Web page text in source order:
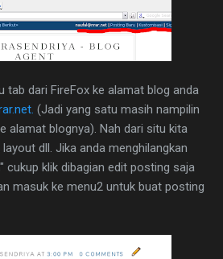
tab dari FireFox ke alamat blog anda
(Jadi yang satu masih nampilin
alamat blognya). Nah dari situ kita
dll. Jika anda menghilangkan
cukup klik dibagian edit posting saja
masuk ke menu2 untuk buat posting